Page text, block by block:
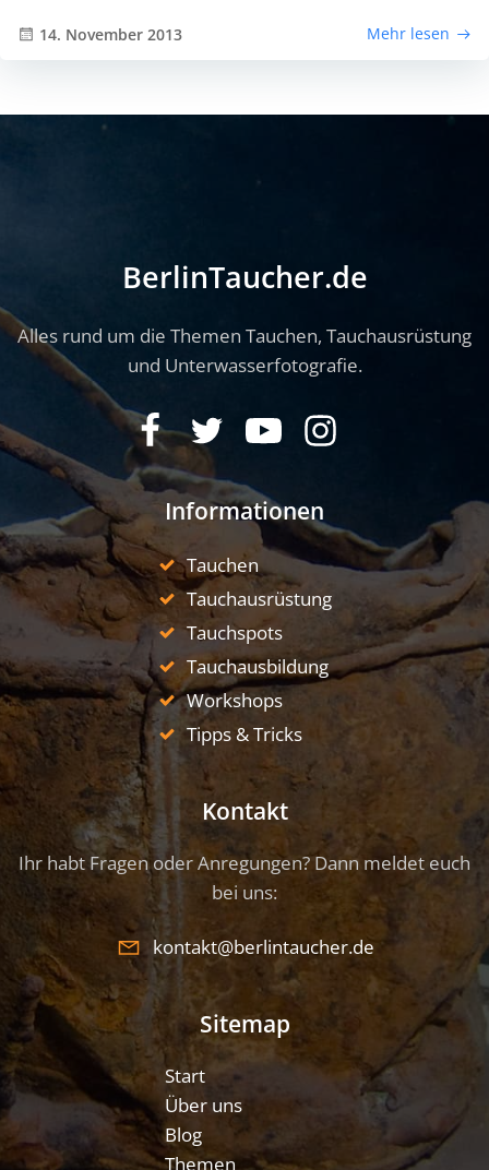
14. November 2013 Mehr lesen
BerlinTaucher.de
Alles rund um die Themen Tauchen, Tauchausrüstung
und Unterwasserfotografie.
Informationen
Tauchen
Tauchausrüstung
Tauchspots
Tauchausbildung
Workshops
Tipps & Tricks
Kontakt
Ihr habt Fragen oder Anregungen? Dann meldet euch
bei uns:
kontakt@berlintaucher.de
Sitemap
Start
Über uns
Blog
Themen